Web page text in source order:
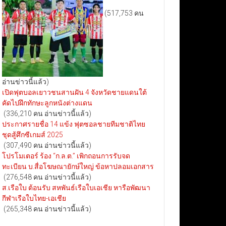
(517,753 คน
อ่านข่าวนี้แล้ว)
เปิดฟุตบอลเยาวชนสานฝัน 4 จังหวัดชายแดนใต้
คัดไปฝึกทักษะลูกหนังต่างแดน
(336,210 คน อ่านข่าวนี้แล้ว)
ประกาศรายชื่อ 14 แข้ง ฟุตซอลชายทีมชาติไทย
ชุดสู้ศึกซีเกมส์ 2025
(307,490 คน อ่านข่าวนี้แล้ว)
โปรโมเตอร์ ร้อง “ก.ล.ต.” เพิกถอนการรับจด
ทะเบียน บ.สื่อโฆษณายักษ์ใหญ่ ข้อหาปลอมเอกสาร
(276,548 คน อ่านข่าวนี้แล้ว)
ส.เรือใบ ต้อนรับ สหพันธ์เรือใบเอเชีย หารือพัฒนา
กีฬาเรือใบไทย-เอเชีย
(265,348 คน อ่านข่าวนี้แล้ว)